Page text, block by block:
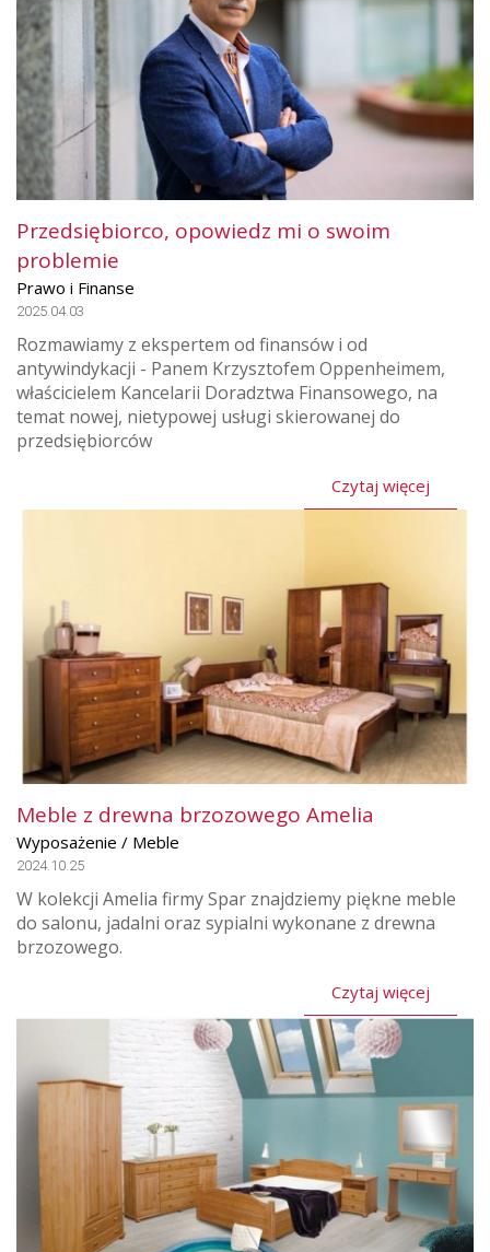
Przedsiębiorco, opowiedz mi o swoim
problemie
Prawo i Finanse
2025.04.03
Rozmawiamy z ekspertem od finansów i od
antywindykacji - Panem Krzysztofem Oppenheimem,
właścicielem Kancelarii Doradztwa Finansowego, na
temat nowej, nietypowej usługi skierowanej do
przedsiębiorców
Czytaj więcej
Meble z drewna brzozowego Amelia
Wyposażenie / Meble
2024.10.25
W kolekcji Amelia firmy Spar znajdziemy piękne meble
do salonu, jadalni oraz sypialni wykonane z drewna
brzozowego.
Czytaj więcej